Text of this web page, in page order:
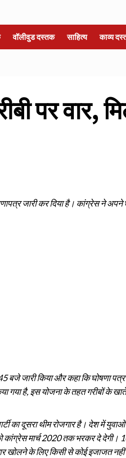
वॉलीवुड दस्तक साहित्य काव्य
पर वार,
जारी कर दिया है। कांग्रेस ने अपने
बजे जारी किया और कहा कि घोषणा
गया है, इस योजना के तहत गरीबों के
का दूसरा थीम रोजगार है। देश में युवाओं
कांग्रेस मार्च 2020 तक भरकर दे देगी।
खोलने के लिए किसी से कोई इजाजत नहीं